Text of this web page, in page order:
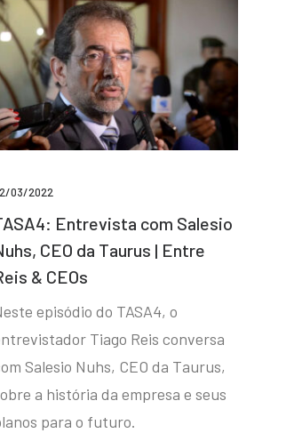
03/2022
Entrevista com Salesio
CEO da Taurus | Entre
& CEOs
episódio do TASA4, o
Tiago Reis conversa
Salesio Nuhs, CEO da Taurus,
a história da empresa e seus
para o futuro.